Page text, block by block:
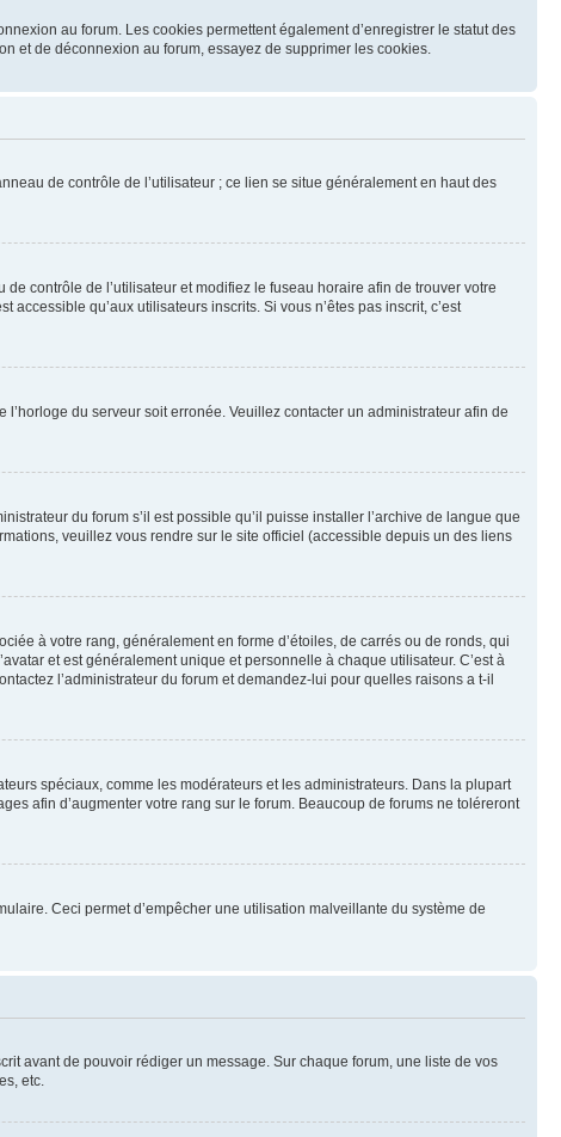
au forum. Les cookies permettent également d’enregistrer le statut des
et de déconnexion au forum, essayez de supprimer les cookies.
de contrôle de l’utilisateur ; ce lien se situe généralement en haut des
contrôle de l’utilisateur et modifiez le fuseau horaire afin de trouver votre
qu’aux utilisateurs inscrits. Si vous n’êtes pas inscrit, c’est
l’horloge du serveur soit erronée. Veuillez contacter un administrateur afin de
du forum s’il est possible qu’il puisse installer l’archive de langue que
veuillez vous rendre sur le site officiel (accessible depuis un des liens
à votre rang, généralement en forme d’étoiles, de carrés ou de ronds, qui
et est généralement unique et personnelle à chaque utilisateur. C’est à
l’administrateur du forum et demandez-lui pour quelles raisons a t-il
spéciaux, comme les modérateurs et les administrateurs. Dans la plupart
afin d’augmenter votre rang sur le forum. Beaucoup de forums ne toléreront
Ceci permet d’empêcher une utilisation malveillante du système de
avant de pouvoir rédiger un message. Sur chaque forum, une liste de vos
etc.